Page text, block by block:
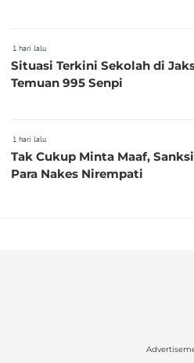
1 hari lalu
Situasi Terkini Sekolah di
Temuan 995 Senpi
1 hari lalu
Tak Cukup Minta Maaf,
Para Nakes Nirempati